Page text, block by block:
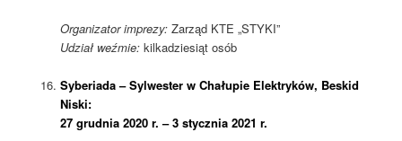
Organizator imprezy:Zarząd KTE „STYKI”
Udział weźmie:kilkadziesiąt osób
Syberiada – Sylwester w Chałupie Elektryków, Beskid
Niski:
27 grudnia 2020 r. – 3 stycznia 2021 r.